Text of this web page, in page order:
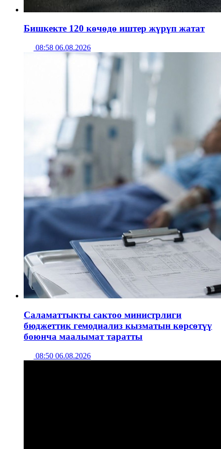
Бишкекте 120 көчөдө иштер жүрүп жатат
08:58 06.08.2026
Саламаттыкты сактоо министрлиги
бюджеттик гемодиализ кызматын көрсөтүү
боюнча маалымат таратты
08:50 06.08.2026